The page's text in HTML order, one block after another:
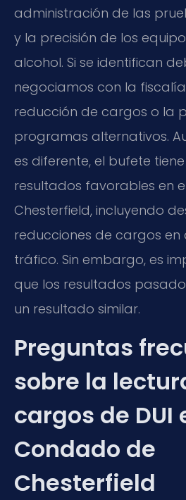
administración de las
y la precisión de los
alcohol. Si se identifican
negociamos con la
reducción de cargos o la
programas alternativos.
es diferente, el bufete
resultados favorables en
Chesterfield, incluyendo
reducciones de cargos en
tráfico. Sin embargo, es
que los resultados
un resultado similar.
Preguntas
sobre la
cargos de DUI
Condado de
Chesterfield